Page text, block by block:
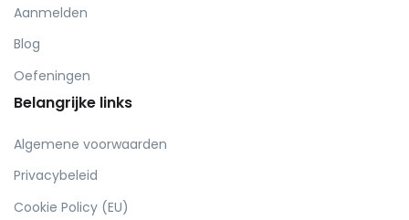
Aanmelden
Blog
Oefeningen
Belangrijke links
Algemene voorwaarden
Privacybeleid
Cookie Policy (EU)